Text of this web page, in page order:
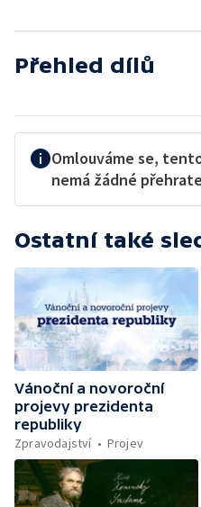
Přehled dílů
Omlouváme se,
nemá žádné
Ostatní také
Vánoční a novoroční
projevy prezidenta
republiky
Zpravodajství
Projev